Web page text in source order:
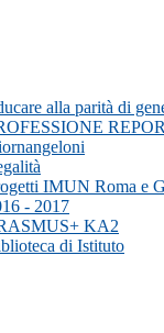
alla parità di
IMUN Roma e
- 2017
KA2
di Istituto